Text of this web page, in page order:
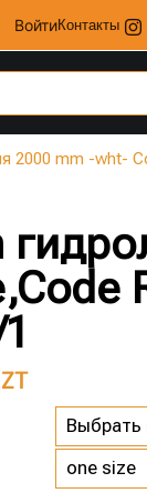
ВойтиКонтакты
2000 mm -wht-